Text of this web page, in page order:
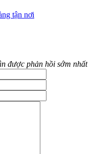
tận nơi
được phản hồi sớm nhất